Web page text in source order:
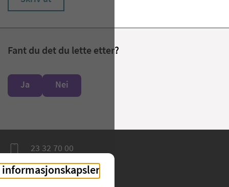
Fant du det du lette etter?
Ja Nei